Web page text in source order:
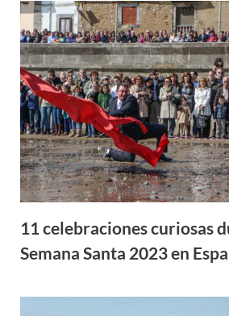
11 celebraciones curiosas
Semana Santa 2023 en